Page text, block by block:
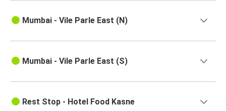
Mumbai - Vile Parle East (N)
Mumbai - Vile Parle East (S)
Rest Stop - Hotel Food Kasne